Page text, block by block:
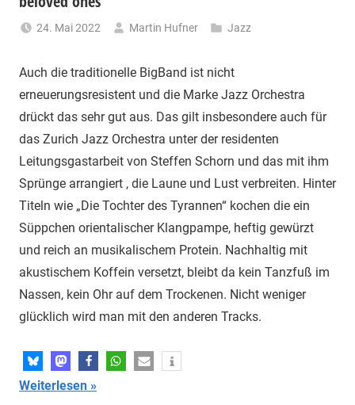
24. Mai 2022 Martin Hufner Jazz
Auch die traditionelle BigBand ist nicht
erneuerungsresistent und die Marke Jazz Orchestra
drückt das sehr gut aus. Das gilt insbesondere auch für
das Zurich Jazz Orchestra unter der residenten
Leitungsgastarbeit von Steffen Schorn und das mit ihm
Sprünge arrangiert , die Laune und Lust verbreiten. Hinter
Titeln wie „Die Tochter des Tyrannen“ kochen die ein
Süppchen orientalischer Klangpampe, heftig gewürzt
und reich an musikalischem Protein. Nachhaltig mit
akustischem Koffein versetzt, bleibt da kein Tanzfuß im
Nassen, kein Ohr auf dem Trockenen. Nicht weniger
glücklich wird man mit den anderen Tracks.
Weiterlesen